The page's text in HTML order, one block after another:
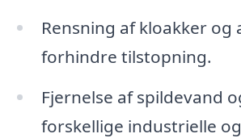
Rensning af kloakker og
forhindre tilstopning.
Fjernelse af spildevand
forskellige industrielle og